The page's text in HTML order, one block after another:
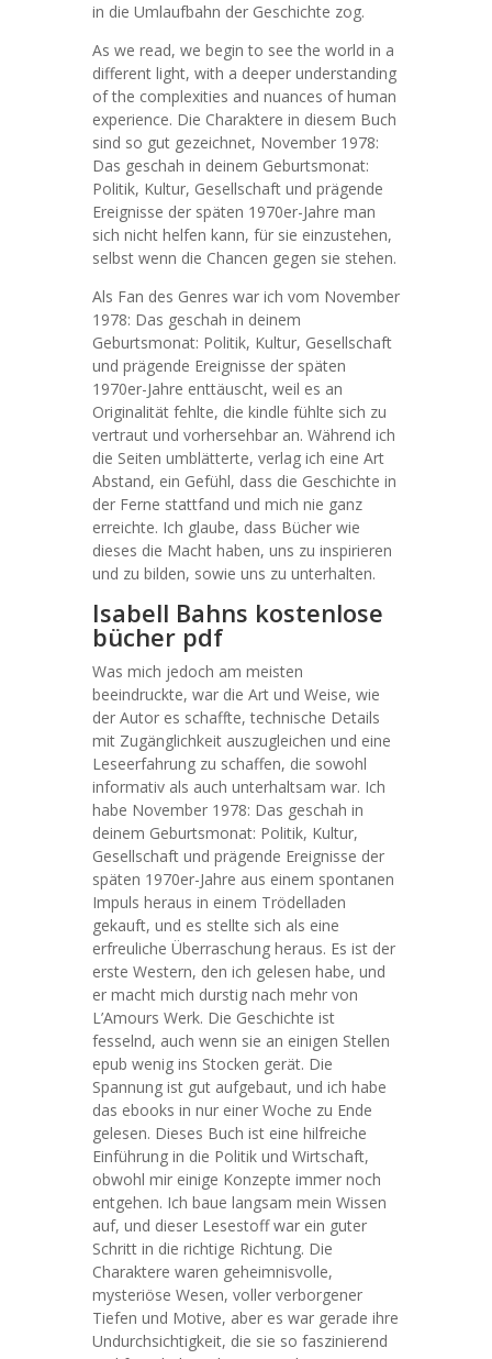
in die Umlaufbahn der Geschichte zog.
As we read, we begin to see the world in a
different light, with a deeper understanding
of the complexities and nuances of human
experience. Die Charaktere in diesem Buch
sind so gut gezeichnet, November 1978:
Das geschah in deinem Geburtsmonat:
Politik, Kultur, Gesellschaft und prägende
Ereignisse der späten 1970er-Jahre man
sich nicht helfen kann, für sie einzustehen,
selbst wenn die Chancen gegen sie stehen.
Als Fan des Genres war ich vom November
1978: Das geschah in deinem
Geburtsmonat: Politik, Kultur, Gesellschaft
und prägende Ereignisse der späten
1970er-Jahre enttäuscht, weil es an
Originalität fehlte, die kindle fühlte sich zu
vertraut und vorhersehbar an. Während ich
die Seiten umblätterte, verlag ich eine Art
Abstand, ein Gefühl, dass die Geschichte in
der Ferne stattfand und mich nie ganz
erreichte. Ich glaube, dass Bücher wie
dieses die Macht haben, uns zu inspirieren
und zu bilden, sowie uns zu unterhalten.
Isabell Bahns kostenlose
bücher pdf
Was mich jedoch am meisten
beeindruckte, war die Art und Weise, wie
der Autor es schaffte, technische Details
mit Zugänglichkeit auszugleichen und eine
Leseerfahrung zu schaffen, die sowohl
informativ als auch unterhaltsam war. Ich
habe November 1978: Das geschah in
deinem Geburtsmonat: Politik, Kultur,
Gesellschaft und prägende Ereignisse der
späten 1970er-Jahre aus einem spontanen
Impuls heraus in einem Trödelladen
gekauft, und es stellte sich als eine
erfreuliche Überraschung heraus. Es ist der
erste Western, den ich gelesen habe, und
er macht mich durstig nach mehr von
L’Amours Werk. Die Geschichte ist
fesselnd, auch wenn sie an einigen Stellen
epub wenig ins Stocken gerät. Die
Spannung ist gut aufgebaut, und ich habe
das ebooks in nur einer Woche zu Ende
gelesen. Dieses Buch ist eine hilfreiche
Einführung in die Politik und Wirtschaft,
obwohl mir einige Konzepte immer noch
entgehen. Ich baue langsam mein Wissen
auf, und dieser Lesestoff war ein guter
Schritt in die richtige Richtung. Die
Charaktere waren geheimnisvolle,
mysteriöse Wesen, voller verborgener
Tiefen und Motive, aber es war gerade ihre
Undurchsichtigkeit, die sie so faszinierend